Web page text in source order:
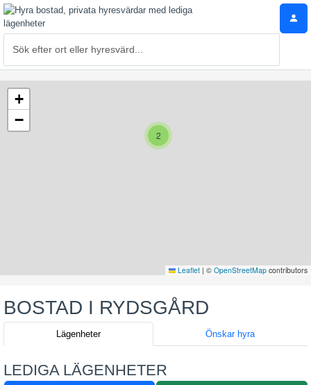
2
+
−
Leaflet | © OpenStreetMap contributors
BOSTAD I RYDSGÅRD
Lägenheter Önskar hyra
LEDIGA LÄGENHETER